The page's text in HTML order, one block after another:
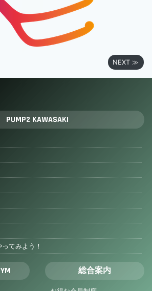
NEXT ≫
PUMP2 KAWASAKI
てみよう！
総合案内